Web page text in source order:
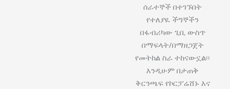
ሰራተኞች በተገኙበት
የተለያዪ ችግኞችን
በፋብሪካው ጊቢ ውስጥ
በማፍላት/በማዘጋጀት
የመትከል ስራ ተከናውኗል፡፡
እንዲሁም በታጠቅ
ቅርንጫፍ የኮርፓሬሸ‍ኑ እና